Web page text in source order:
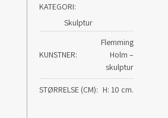
KATEGORI:
Skulptur
KUNSTNER
Flemming
Holm –
skulptur
STØRRELSE (CM) H: 10 cm.